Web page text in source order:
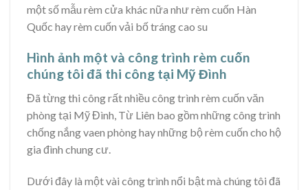
một số mẫu rèm cửa khác nữa như rèm cuốn Hàn
Quốc hay rèm cuốn vải bố tráng cao su
Hình ảnh một và công trình rèm cuốn
chúng tôi đã thi công tại Mỹ Đình
Đã từng thi công rất nhiều công trình rèm cuốn văn
phòng tại Mỹ Đình, Từ Liên bao gồm những công trình
chống nắng vaen phòng hay những bộ rèm cuốn cho hộ
gia đình chung cư.
Dưới đây là một vài công trình nổi bật mà chúng tôi đã